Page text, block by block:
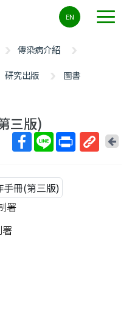
EN
傳染病介紹
研究出版 圖書
三版)
回
署